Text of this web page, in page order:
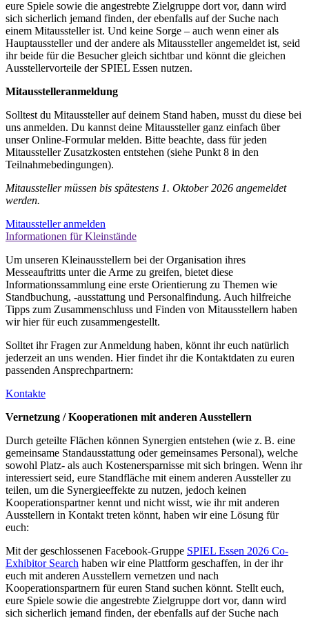
eure Spiele sowie die angestrebte Zielgruppe dort vor, dann wird
sich sicherlich jemand finden, der ebenfalls auf der Suche nach
einem Mitaussteller ist. Und keine Sorge – auch wenn einer als
Hauptaussteller und der andere als Mitaussteller angemeldet ist, seid
ihr beide für die Besucher gleich sichtbar und könnt die gleichen
Ausstellervorteile der SPIEL Essen nutzen.
Mitausstelleranmeldung
Solltest du Mitaussteller auf deinem Stand haben, musst du diese bei
uns anmelden. Du kannst deine Mitaussteller ganz einfach über
unser Online-Formular melden. Bitte beachte, dass für jeden
Mitaussteller Zusatzkosten entstehen (siehe Punkt 8 in den
Teilnahmebedingungen).
Mitaussteller müssen bis spätestens 1. Oktober 2026 angemeldet
werden.
Mitaussteller anmelden
Informationen für Kleinstände
Um unseren Kleinausstellern bei der Organisation ihres
Messeauftritts unter die Arme zu greifen, bietet diese
Informationssammlung eine erste Orientierung zu Themen wie
Standbuchung, -ausstattung und Personalfindung. Auch hilfreiche
Tipps zum Zusammenschluss und Finden von Mitausstellern haben
wir hier für euch zusammengestellt.
Solltet ihr Fragen zur Anmeldung haben, könnt ihr euch natürlich
jederzeit an uns wenden. Hier findet ihr die Kontaktdaten zu euren
passenden Ansprechpartnern:
Kontakte
Vernetzung / Kooperationen mit anderen Ausstellern
Durch geteilte Flächen können Synergien entstehen (wie z. B. eine
gemeinsame Standausstattung oder gemeinsames Personal), welche
sowohl Platz- als auch Kostenersparnisse mit sich bringen. Wenn ihr
interessiert seid, eure Standfläche mit einem anderen Aussteller zu
teilen, um die Synergieeffekte zu nutzen, jedoch keinen
Kooperationspartner kennt und nicht wisst, wie ihr mit anderen
Ausstellern in Kontakt treten könnt, haben wir eine Lösung für
euch:
Mit der geschlossenen Facebook-Gruppe SPIEL Essen 2026 Co-
Exhibitor Search haben wir eine Plattform geschaffen, in der ihr
euch mit anderen Ausstellern vernetzen und nach
Kooperationspartnern für euren Stand suchen könnt. Stellt euch,
eure Spiele sowie die angestrebte Zielgruppe dort vor, dann wird
sich sicherlich jemand finden, der ebenfalls auf der Suche nach